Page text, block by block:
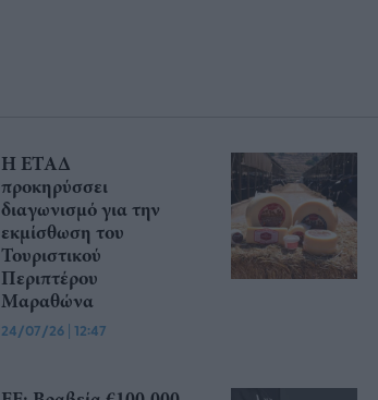
Η ΕΤΑΔ
προκηρύσσει
διαγωνισμό για την
εκμίσθωση του
Τουριστικού
Περιπτέρου
Μαραθώνα
24/07/26 | 12:47